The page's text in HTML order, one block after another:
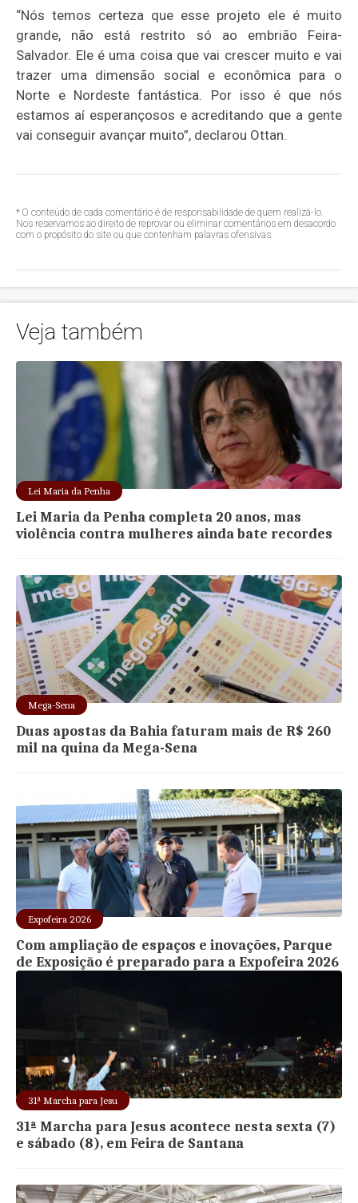
“Nós temos certeza que esse projeto ele é muito
grande, não está restrito só ao embrião Feira-
Salvador. Ele é uma coisa que vai crescer muito e vai
trazer uma dimensão social e econômica para o
Norte e Nordeste fantástica. Por isso é que nós
estamos aí esperançosos e acreditando que a gente
vai conseguir avançar muito”, declarou Ottan.
* O conteúdo de cada comentário é de responsabilidade de quem realizá-lo.
Nos reservamos ao direito de reprovar ou eliminar comentários em desacordo
com o propósito do site ou que contenham palavras ofensivas.
Veja também
Lei Maria da Penha
Lei Maria da Penha completa 20 anos, mas
violência contra mulheres ainda bate recordes
Mega-Sena
Duas apostas da Bahia faturam mais de R$ 260
mil na quina da Mega-Sena
Expofeira 2026
Com ampliação de espaços e inovações, Parque
de Exposição é preparado para a Expofeira 2026
31ª Marcha para Jesu
31ª Marcha para Jesus acontece nesta sexta (7)
e sábado (8), em Feira de Santana